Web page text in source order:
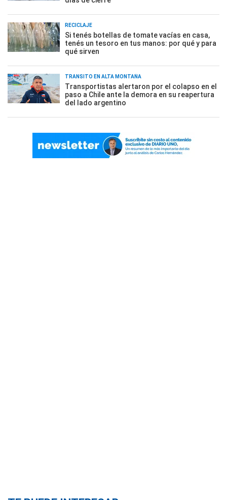
RECICLAJE
Si tenés botellas de tomate vacías en casa,
tenés un tesoro en tus manos: por qué y para
qué sirven
TRÁNSITO EN ALTA MONTAÑA
Transportistas alertaron por el colapso en el
paso a Chile ante la demora en su reapertura
del lado argentino